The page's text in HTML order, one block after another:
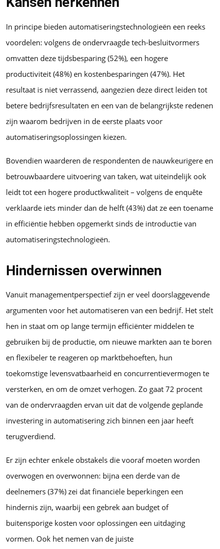
In principe bieden automatiseringstechnologieën een reeks
voordelen: volgens de ondervraagde tech-besluitvormers
omvatten deze tijdsbesparing (52%), een hogere
productiviteit (48%) en kostenbesparingen (47%). Het
resultaat is niet verrassend, aangezien deze direct leiden tot
betere bedrijfsresultaten en een van de belangrijkste redenen
zijn waarom bedrijven in de eerste plaats voor
automatiseringsoplossingen kiezen.
Bovendien waarderen de respondenten de nauwkeurigere en
betrouwbaardere uitvoering van taken, wat uiteindelijk ook
leidt tot een hogere productkwaliteit – volgens de enquête
verklaarde iets minder dan de helft (43%) dat ze een toename
in efficiëntie hebben opgemerkt sinds de introductie van
automatiseringstechnologieën.
Hindernissen overwinnen
Vanuit managementperspectief zijn er veel doorslaggevende
argumenten voor het automatiseren van een bedrijf. Het stelt
hen in staat om op lange termijn efficiënter middelen te
gebruiken bij de productie, om nieuwe markten aan te boren
en flexibeler te reageren op marktbehoeften, hun
toekomstige levensvatbaarheid en concurrentievermogen te
versterken, en om de omzet verhogen. Zo gaat 72 procent
van de ondervraagden ervan uit dat de volgende geplande
investering in automatisering zich binnen een jaar heeft
terugverdiend.
Er zijn echter enkele obstakels die vooraf moeten worden
overwogen en overwonnen: bijna een derde van de
deelnemers (37%) zei dat financiële beperkingen een
hindernis zijn, waarbij een gebrek aan budget of
buitensporige kosten voor oplossingen een uitdaging
vormen. Ook het nemen van de juiste